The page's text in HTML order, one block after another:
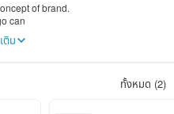
of brand.
can
ติม
ทั้งหมด (2)